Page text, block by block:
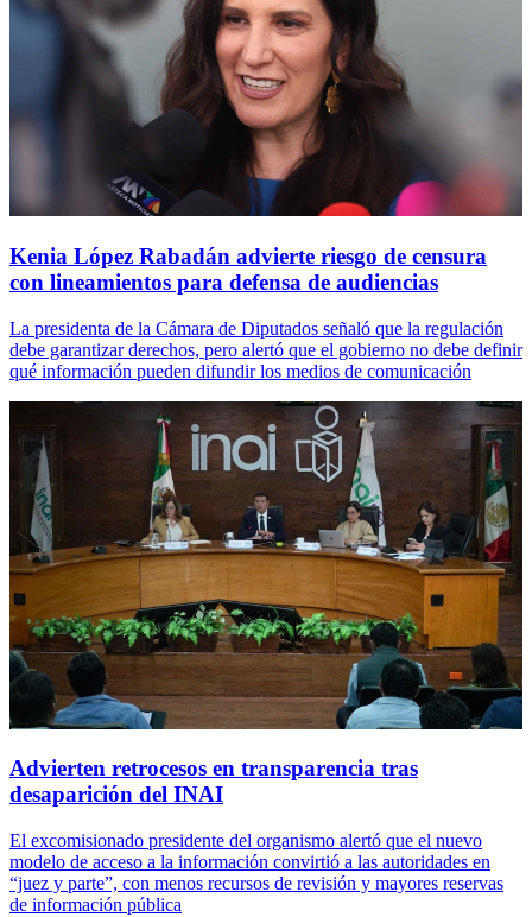
Kenia López Rabadán advierte riesgo de censura
con lineamientos para defensa de audiencias
La presidenta de la Cámara de Diputados señaló que la regulación
debe garantizar derechos, pero alertó que el gobierno no debe definir
qué información pueden difundir los medios de comunicación
Advierten retrocesos en transparencia tras
desaparición del INAI
El excomisionado presidente del organismo alertó que el nuevo
modelo de acceso a la información convirtió a las autoridades en
“juez y parte”, con menos recursos de revisión y mayores reservas
de información pública